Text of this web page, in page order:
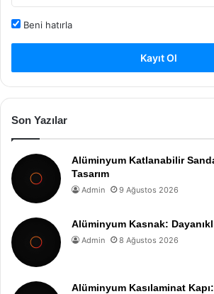
Beni hatırla
Kayıt Ol
Son Yazılar
Alüminyum Katlanabilir
Tasarım
Admin 9 Ağustos 2026
Alüminyum Kasnak:
Admin 8 Ağustos 2026
Alüminyum Kasılaminat Kapı: